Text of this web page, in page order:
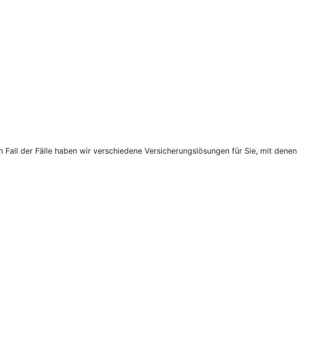
der Fälle haben wir verschiedene Versicherungslösungen für Sie, mit denen